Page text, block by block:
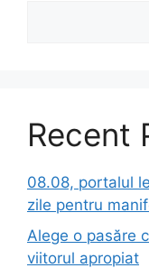
Recent
08.08, portalul
zile pentru
Alege o pasăre
viitorul apropiat